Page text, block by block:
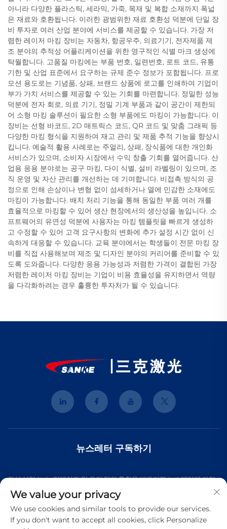
아니라 다양한 플라스틱, 세라믹, 가죽, 목재 및 복합 소재까지 폭넓
은 재료와 호환됩니다. 이러한 광범위한 재료 호환성 덕분에 단일 장
비 투자로 여러 산업 분야에 서비스를 제공할 수 있습니다. 가장 저
렴한 레이저 마킹 장비는 자동차, 항공우주, 의료기기, 전자제품 제
조 분야의 추적성 어플리케이션을 위한 영구적인 식별 마크 생성에
탁월합니다. 고품질 마킹에는 부품 번호, 일련번호, 로트 코드, 유통
기한 및 산업 표준에서 요구하는 규제 준수 정보가 포함됩니다. 프로
모션 용도로는 기념품, 상패, 브랜드 상품에 로고를 인쇄하여 기업이
부가 가치 서비스를 제공할 수 있는 기회를 마련합니다. 정밀한 성능
덕분에 전자 회로, 의료 기기, 정밀 기계 부품과 같이 공간이 제한되
어 소형 마킹 솔루션이 필요한 소형 부품에도 마킹이 가능합니다. 이
장비는 선형 바코드, 2D 매트릭스 코드, QR 코드 및 맞춤 그래픽 등
다양한 마킹 형식을 지원하여 재고 관리 및 제품 추적 기능을 향상시
킵니다. 예술적 활용 사례로는 주얼리, 상패, 장식품에 대한 개인화
서비스가 있으며, 소비자 시장에서 수익 창출 기회를 열어줍니다. 산
업용 응용 분야로는 공구 마킹, 다이 식별, 설비 라벨링이 있으며, 조
직 운영 및 자산 관리를 개선하는 데 기여합니다. 비접촉 방식의 공
정으로 인해 손상이나 변형 없이 섬세하거나 열에 민감한 소재에도
마킹이 가능합니다. 배치 처리 기능을 통해 동일한 부품 여러 개를
효율적으로 마킹할 수 있어 생산 현장에서의 생산성을 높입니다. 소
프트웨어의 유연성 덕분에 사용자는 마킹 템플릿을 빠르게 생성하
고 수정할 수 있어 고객 요구사항의 변화에 추가 설정 시간 없이 신
속하게 대응할 수 있습니다. 교육 분야에서는 학생들이 전문 마킹 장
비를 직접 사용해보며 제조 및 디자인 분야의 커리어를 준비할 수 있
도록 도와줍니다. 다양한 응용 가능성과 저렴한 가격이 결합된 가장
저렴한 레이저 마킹 장비는 기업이 비용 효율성을 유지하면서 역량
을 다각화하려는 경우 훌륭한 투자처가 될 수 있습니다.
뉴스레터 구독하기
최신 산업 뉴스, 업데이트 및 우리 팀의 통찰을 받으려면 뉴스레터에 가입
하세요.
We value your privacy
We use cookies and similar tools to provide our services.
If you don't want to accept all cookies, click Personalize